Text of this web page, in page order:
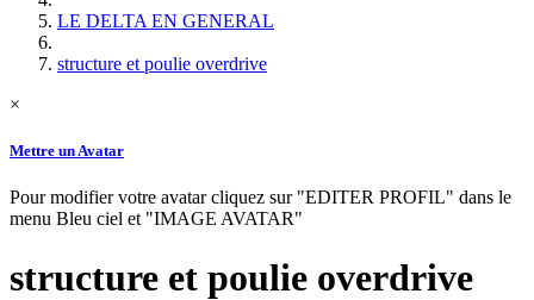
LE DELTA EN GENERAL
structure et poulie overdrive
×
Mettre un Avatar
Pour modifier votre avatar cliquez sur "EDITER PROFIL" dans le
menu Bleu ciel et "IMAGE AVATAR"
structure et poulie overdrive